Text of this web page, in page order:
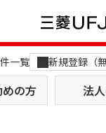
一覧 新規登録（無
の方 法